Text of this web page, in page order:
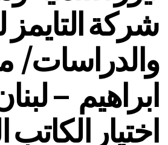
شركة التايمز
والدراسات/
ابراهيم –
اختيار